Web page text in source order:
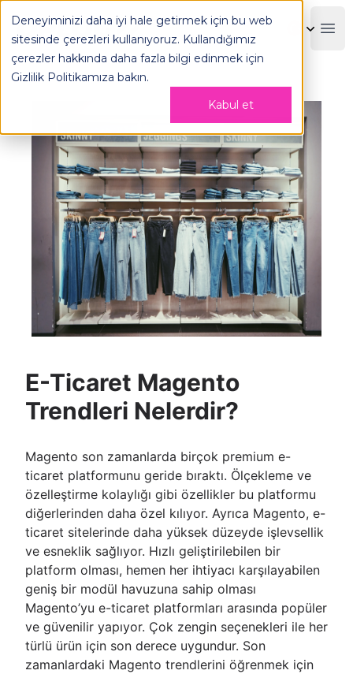
Deneyiminizi daha iyi hale getirmek için bu web
sitesinde çerezleri kullanıyoruz. Kullandığımız
çerezler hakkında daha fazla bilgi edinmek için
Gizlilik Politikamıza bakın.
Kabul et
OPLOG
E-Ticaret Magento
Trendleri Nelerdir?
Magento son zamanlarda birçok premium e-
ticaret platformunu geride bıraktı. Ölçekleme ve
özelleştirme kolaylığı gibi özellikler bu platformu
diğerlerinden daha özel kılıyor. Ayrıca Magento, e-
ticaret sitelerinde daha yüksek düzeyde işlevsellik
ve esneklik sağlıyor. Hızlı geliştirilebilen bir
platform olması, hemen her ihtiyacı karşılayabilen
geniş bir modül havuzuna sahip olması
Magento’yu e-ticaret platformları arasında popüler
ve güvenilir yapıyor. Çok zengin seçenekleri ile her
türlü ürün için son derece uygundur. Son
zamanlardaki Magento trendlerini öğrenmek için